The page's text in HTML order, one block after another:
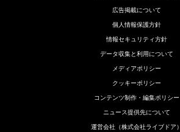
広告掲載について
個人情報保護方針
情報セキュリティ方針
データ収集と利用について
メディアポリシー
クッキーポリシー
コンテンツ制作・編集ポリシー
ニュース提供先について
運営会社（株式会社ライブドア）